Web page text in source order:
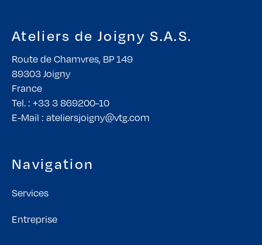
Ateliers de Joigny S.A.S.
Route de Chamvres, BP 149
89303 Joigny
France
Tel. : +33 3 869200-10
E-Mail : ateliersjoigny@vtg.com
Navigation
Services
Entreprise